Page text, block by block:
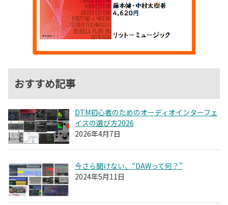
おすすめ記事
DTM初心者のためのオーディオインターフェ
イスの選び方2026
2026年4月7日
今さら聞けない、“DAWって何？”
2024年5月11日